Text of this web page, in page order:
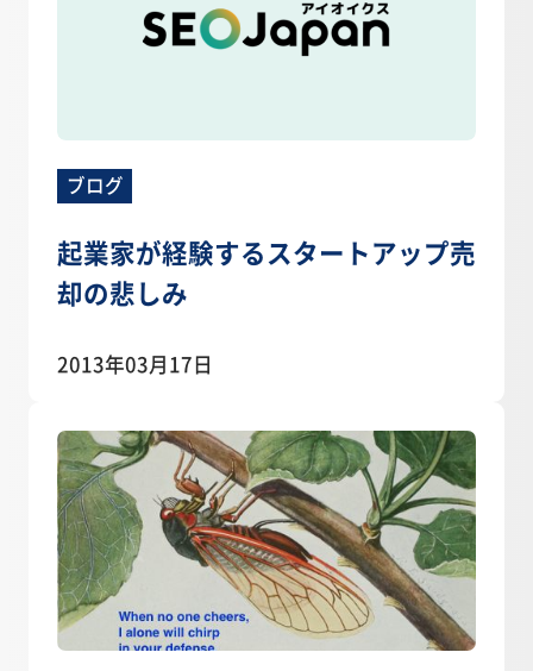
ブログ
起業家が経験するスタートアップ売
却の悲しみ
2013年03月17日